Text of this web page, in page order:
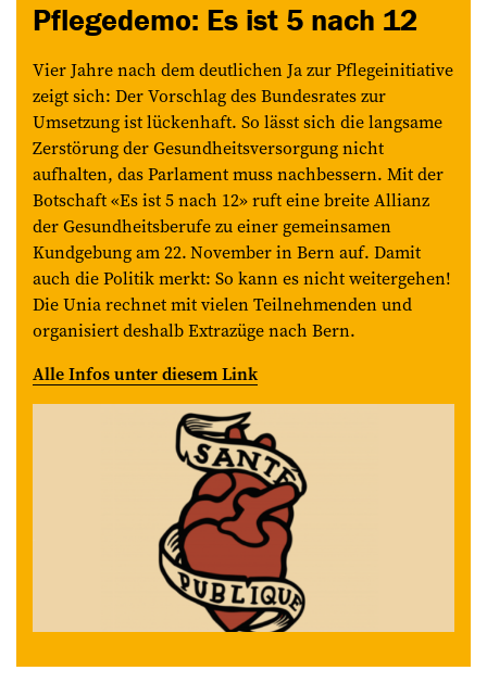
Pflegedemo: Es ist 5 nach 12
Vier Jahre nach dem deutlichen Ja zur Pflegeinitiative
zeigt sich: Der Vorschlag des Bundesrates zur
Umsetzung ist lückenhaft. So lässt sich die langsame
Zerstörung der Gesundheitsversorgung nicht
aufhalten, das Parlament muss nachbessern. Mit der
Botschaft «Es ist 5 nach 12» ruft eine breite Allianz
der Gesundheitsberufe zu einer gemeinsamen
Kundgebung am 22. November in Bern auf. Damit
auch die Politik merkt: So kann es nicht weitergehen!
Die Unia rechnet mit vielen Teilnehmenden und
organisiert deshalb Extrazüge nach Bern.
Alle Infos unter diesem Link